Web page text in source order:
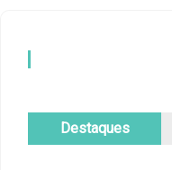
Destaques